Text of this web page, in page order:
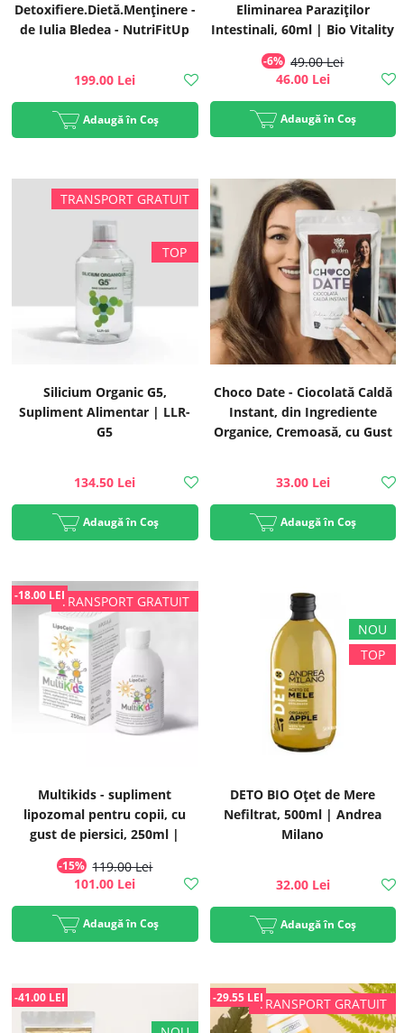
Detoxifiere.Dietă.Menținere -
de Iulia Bledea - NutriFitUp
199.00 Lei
Adaugă în Coș
Eliminarea Paraziților
Intestinali, 60ml | Bio Vitality
-6% 49.00 Lei
46.00 Lei
Adaugă în Coș
Silicium Organic G5,
Supliment Alimentar | LLR-
G5
134.50 Lei
Adaugă în Coș
Choco Date - Ciocolată Caldă
Instant, din Ingrediente
Organice, Cremoasă, cu Gust
33.00 Lei
Adaugă în Coș
Multikids - supliment
lipozomal pentru copii, cu
gust de piersici, 250ml |
Hymato
-15% 119.00 Lei
-18.00 LEI
101.00 Lei
Adaugă în Coș
DETO BIO Oțet de Mere
Nefiltrat, 500ml | Andrea
Milano
32.00 Lei
Adaugă în Coș
-41.00 LEI -29.55 LEI